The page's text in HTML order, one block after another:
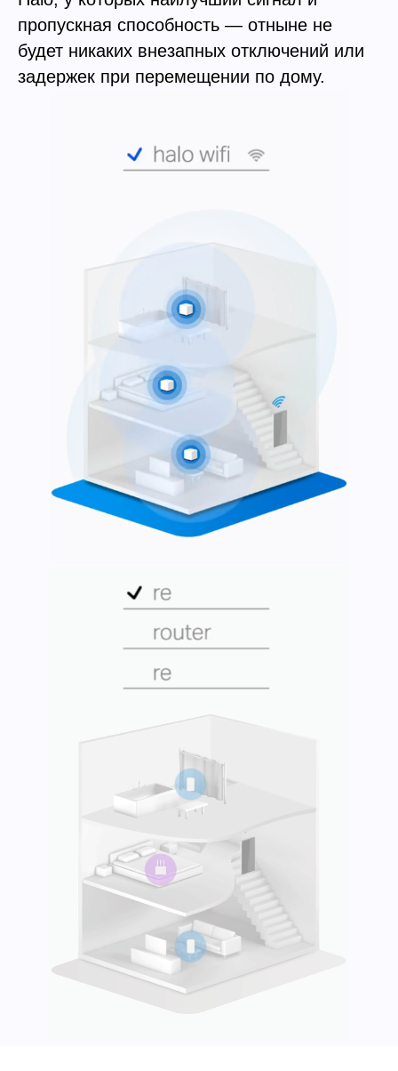
пропускная способность — отныне не
будет никаких внезапных отключений или
задержек при перемещении по дому.